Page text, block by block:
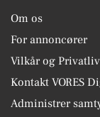
Om os
For annoncører
Vilkår og
Kontakt VORES
Administrer